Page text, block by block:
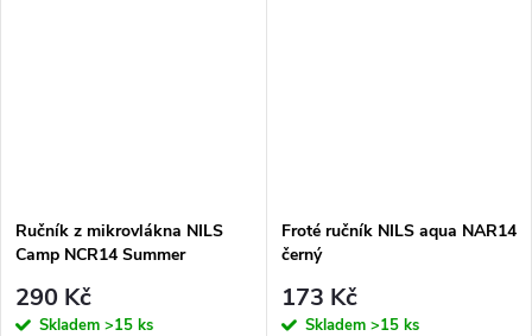
Ručník z mikrovlákna NILS
Camp NCR14 Summer
290 Kč
Skladem >15 ks
Froté ručník NILS aqua NAR14
černý
173 Kč
Skladem >15 ks